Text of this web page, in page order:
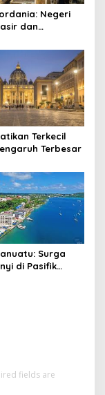
Negeri
dan
Terkecil
Terbesar
Surga
di Pasifik
fields are